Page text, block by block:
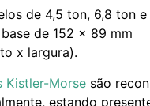
de 4,5 ton, 6,8 ton e
de 152 x 89 mm
x largura).
Kistler-Morse são
estando